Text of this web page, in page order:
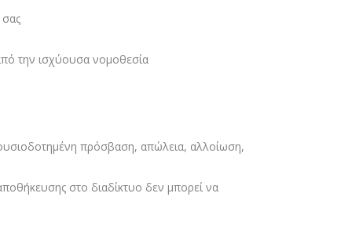
σας
την ισχύουσα νομοθεσία
πρόσβαση, απώλεια, αλλοίωση,
στο διαδίκτυο δεν μπορεί να